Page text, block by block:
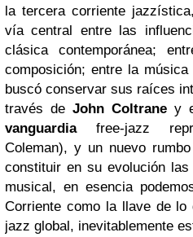
la tercera corriente
vía central entre las
clásica contemporánea;
composición; entre la música
buscó conservar sus raíces
través de John Coltrane y
vanguardiafree-jazz
Coleman), y un nuevo
constituir en su evolución
musical, en esencia
Corriente como la llave de lo
jazz global, inevitablemente